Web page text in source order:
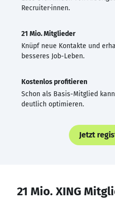
Recruiter·innen.
21 Mio. Mitglieder
Knüpf neue Kontakte und
besseres Job-Leben.
Kostenlos profitieren
Schon als Basis-Mitglied
deutlich optimieren.
Jetzt
21 Mio. XING